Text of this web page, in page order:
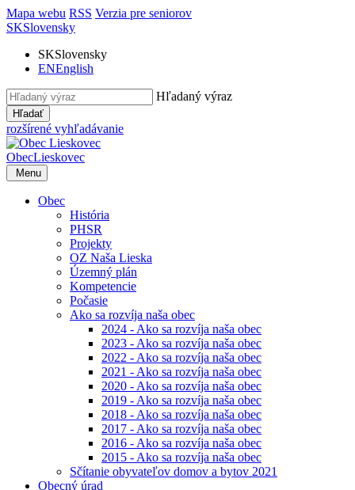
Mapa webu RSS Verzia pre seniorov
SKSlovensky
SKSlovensky
ENEnglish
Hľadaný výraz
Hľadať
rozšírené vyhľadávanie
ObecLieskovec
Menu
Obec
História
PHSR
Projekty
OZ Naša Lieska
Územný plán
Kompetencie
Počasie
Ako sa rozvíja naša obec
2024 - Ako sa rozvíja naša obec
2023 - Ako sa rozvíja naša obec
2022 - Ako sa rozvíja naša obec
2021 - Ako sa rozvíja naša obec
2020 - Ako sa rozvíja naša obec
2019 - Ako sa rozvíja naša obec
2018 - Ako sa rozvíja naša obec
2017 - Ako sa rozvíja naša obec
2016 - Ako sa rozvíja naša obec
2015 - Ako sa rozvíja naša obec
Sčítanie obyvateľov domov a bytov 2021
Obecný úrad